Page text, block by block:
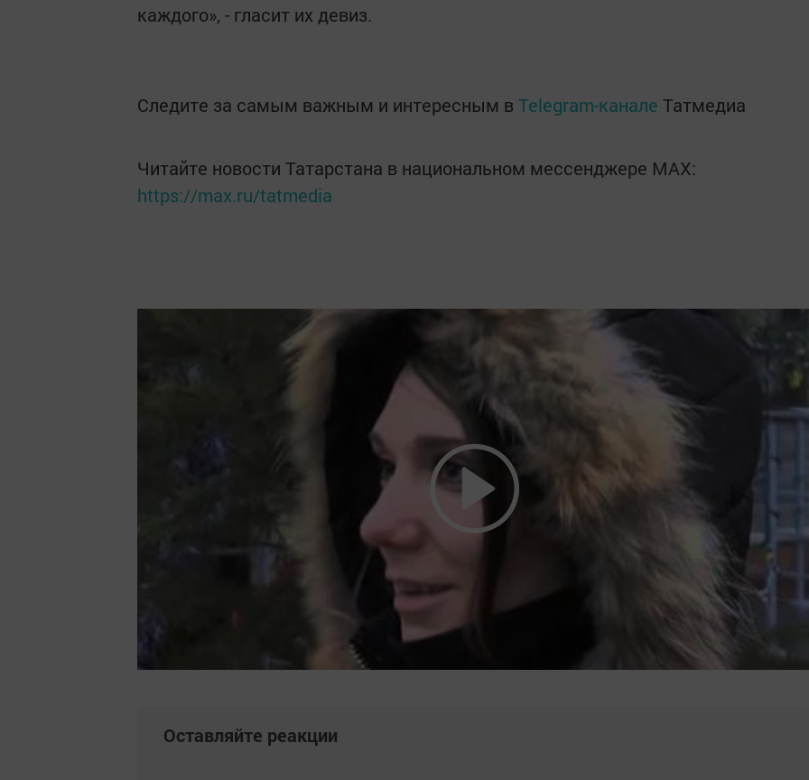
каждого», - гласит их девиз.
Следите за самым важным и интересным в Telegram-канале Татмедиа
Читайте новости Татарстана в национальном мессенджере MАХ:
https://max.ru/tatmedia
Оставляйте реакции